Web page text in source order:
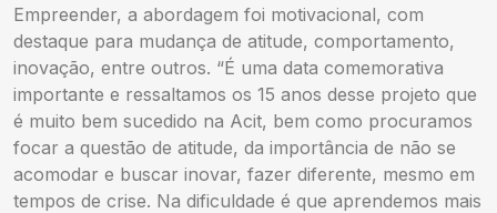
Empreender, a abordagem foi motivacional, com
destaque para mudança de atitude, comportamento,
inovação, entre outros. “É uma data comemorativa
importante e ressaltamos os 15 anos desse projeto que
é muito bem sucedido na Acit, bem como procuramos
focar a questão de atitude, da importância de não se
acomodar e buscar inovar, fazer diferente, mesmo em
tempos de crise. Na dificuldade é que aprendemos mais